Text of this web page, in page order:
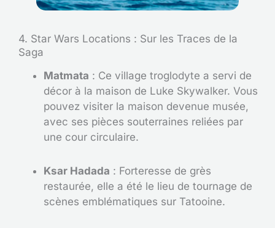
4. Star Wars Locations : Sur les Traces de la
Saga
Matmata : Ce village troglodyte a servi de
décor à la maison de Luke Skywalker. Vous
pouvez visiter la maison devenue musée,
avec ses pièces souterraines reliées par
une cour circulaire.
Ksar Hadada : Forteresse de grès
restaurée, elle a été le lieu de tournage de
scènes emblématiques sur Tatooine.